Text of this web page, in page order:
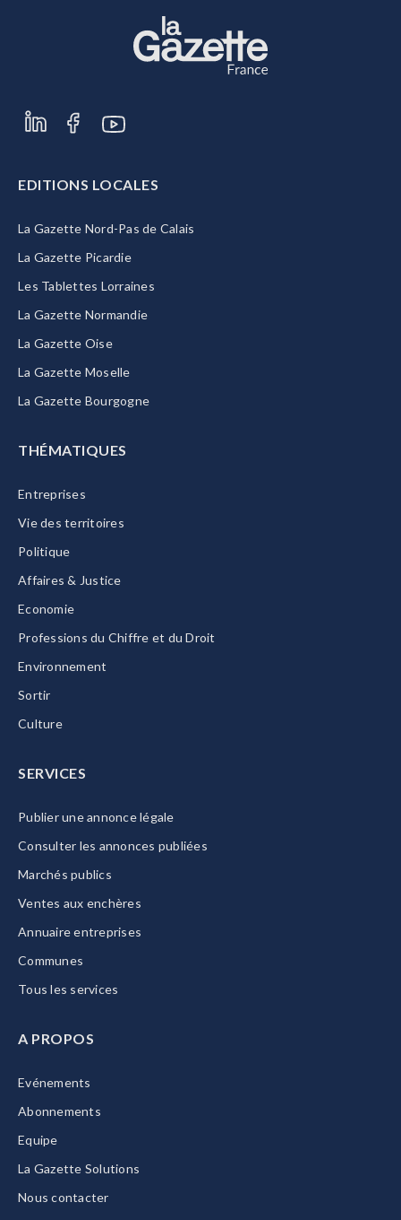
EDITIONS LOCALES
La Gazette Nord-Pas de Calais
La Gazette Picardie
Les Tablettes Lorraines
La Gazette Normandie
La Gazette Oise
La Gazette Moselle
La Gazette Bourgogne
THÉMATIQUES
Entreprises
Vie des territoires
Politique
Affaires & Justice
Economie
Professions du Chiffre et du Droit
Environnement
Sortir
Culture
SERVICES
Publier une annonce légale
Consulter les annonces publiées
Marchés publics
Ventes aux enchères
Annuaire entreprises
Communes
Tous les services
A PROPOS
Evénements
Abonnements
Equipe
La Gazette Solutions
Nous contacter